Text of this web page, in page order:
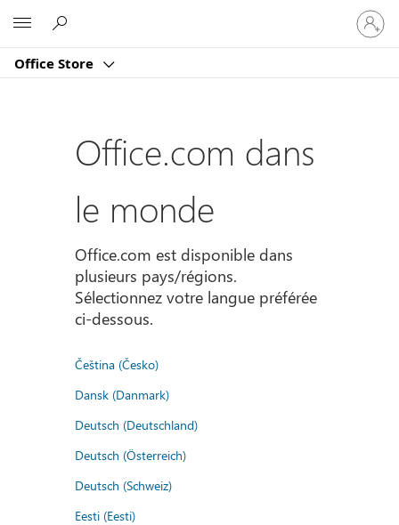
Office Store
vous
à
compte
Office.com dans
le monde
Office.com est disponible dans
plusieurs pays/régions.
Sélectionnez votre langue préférée
ci-dessous.
Čeština (Česko)
Dansk (Danmark)
Deutsch (Deutschland)
Deutsch (Österreich)
Deutsch (Schweiz)
Eesti (Eesti)